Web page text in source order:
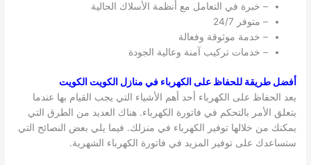
– خبرة في التعامل مع أنظمة الأسلاك الحالية
– متوفر 24/7
– خدمة موثوقة وفعالة
– خدمات تركيب آمنة وعالية الجودة
أفضل طريقة للحفاظ على الكهرباء في منازل الكويت الكويت
يعد الحفاظ على الكهرباء أحد أهم الأشياء التي يجب القيام بها عندما
يتعلق الأمر بالتحكم في فاتورة الكهرباء. هناك العديد من الطرق التي
يمكنك من خلالها توفير الكهرباء في منزلك. فيما يلي بعض النصائح التي
ستساعدك على توفير المزيد في فاتورة الكهرباء الشهرية.